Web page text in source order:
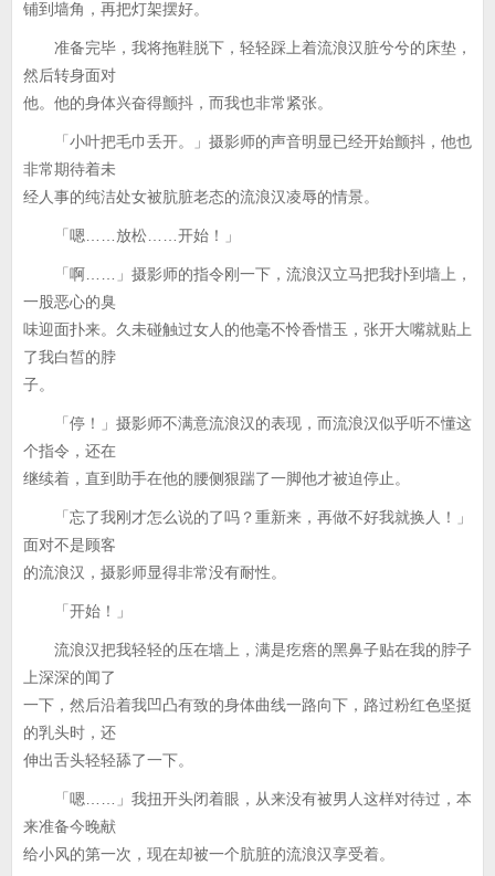
铺到墙角，再把灯架摆好。
准备完毕，我将拖鞋脱下，轻轻踩上着流浪汉脏兮兮的床垫，
然后转身面对
他。他的身体兴奋得颤抖，而我也非常紧张。
「小叶把毛巾丢开。」摄影师的声音明显已经开始颤抖，他也
非常期待着未
经人事的纯洁处女被肮脏老态的流浪汉凌辱的情景。
「嗯……放松……开始！」
「啊……」摄影师的指令刚一下，流浪汉立马把我扑到墙上，
一股恶心的臭
味迎面扑来。久未碰触过女人的他毫不怜香惜玉，张开大嘴就贴上
了我白皙的脖
子。
「停！」摄影师不满意流浪汉的表现，而流浪汉似乎听不懂这
个指令，还在
继续着，直到助手在他的腰侧狠踹了一脚他才被迫停止。
「忘了我刚才怎么说的了吗？重新来，再做不好我就换人！」
面对不是顾客
的流浪汉，摄影师显得非常没有耐性。
「开始！」
流浪汉把我轻轻的压在墙上，满是疙瘩的黑鼻子贴在我的脖子
上深深的闻了
一下，然后沿着我凹凸有致的身体曲线一路向下，路过粉红色坚挺
的乳头时，还
伸出舌头轻轻舔了一下。
「嗯……」我扭开头闭着眼，从来没有被男人这样对待过，本
来准备今晚献
给小风的第一次，现在却被一个肮脏的流浪汉享受着。